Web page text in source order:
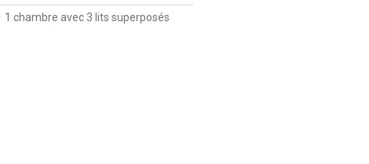
1 chambre avec 3 lits superposés